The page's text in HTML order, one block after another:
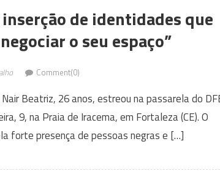
inserção de identidades que
o seu espaço”
Comment(0)
Beatriz, 26 anos, estreou na passarela do
9, na Praia de Iracema, em Fortaleza (CE). O
forte presença de pessoas negras e […]